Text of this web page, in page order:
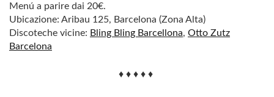
Menú a parire dai 20€.
Ubicazione: Aribau 125, Barcelona (Zona Alta)
Discoteche vicine: Bling Bling Barcellona, Otto Zutz
Barcelona
♦ ♦ ♦ ♦ ♦